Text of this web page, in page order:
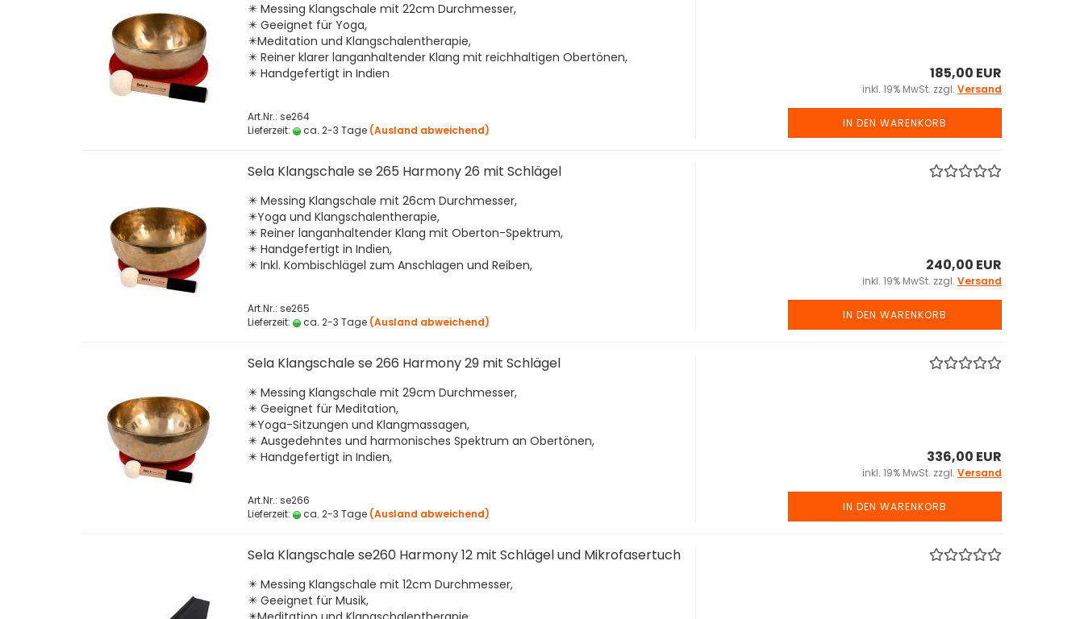
✴️ Messing Klangschale mit 22cm Durchmesser,
✴️ Geeignet für Yoga,
✴️Meditation und Klangschalentherapie,
✴️ Reiner klarer langanhaltender Klang mit reichhaltigen Obertönen,
✴️ Handgefertigt in Indien
Art.Nr.: se264
Lieferzeit:
ca. 2-3 Tage (Ausland abweichend)
185,00 EUR
inkl. 19% MwSt. zzgl. Versand
IN DEN WARENKORB
Sela Klangschale se 265 Harmony 26 mit Schlägel
✴️ Messing Klangschale mit 26cm Durchmesser,
✴️Yoga und Klangschalentherapie,
✴️ Reiner langanhaltender Klang mit Oberton-Spektrum,
✴️ Handgefertigt in Indien,
✴️ Inkl. Kombischlägel zum Anschlagen und Reiben,
Art.Nr.: se265
Lieferzeit:
ca. 2-3 Tage (Ausland abweichend)
240,00 EUR
inkl. 19% MwSt. zzgl. Versand
IN DEN WARENKORB
Sela Klangschale se 266 Harmony 29 mit Schlägel
✴️ Messing Klangschale mit 29cm Durchmesser,
✴️ Geeignet für Meditation,
✴️Yoga-Sitzungen und Klangmassagen,
✴️ Ausgedehntes und harmonisches Spektrum an Obertönen,
✴️ Handgefertigt in Indien,
Art.Nr.: se266
Lieferzeit:
ca. 2-3 Tage (Ausland abweichend)
336,00 EUR
inkl. 19% MwSt. zzgl. Versand
IN DEN WARENKORB
Sela Klangschale se260 Harmony 12 mit Schlägel und Mikrofasertuch
✴️ Messing Klangschale mit 12cm Durchmesser,
✴️ Geeignet für Musik,